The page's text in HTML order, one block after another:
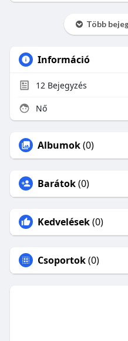
Több
Információ
12 Bejegyzés
Nő
Albumok(0)
Barátok(0)
Kedvelések(0)
Csoportok(0)